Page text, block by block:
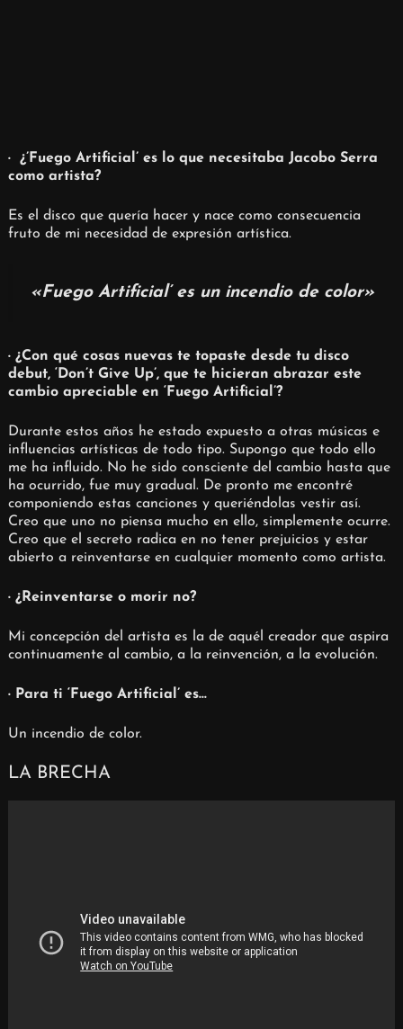
·
¿’Fuego Artificial’ es lo que necesitaba Jacobo Serra
como artista?
Es el disco que quería hacer y nace como consecuencia
fruto de mi necesidad de expresión artística.
«Fuego Artificial’ es un incendio de color»
· ¿Con qué cosas nuevas te topaste desde tu disco
debut, ‘Don’t Give Up’, que te hicieran abrazar este
cambio apreciable en ‘Fuego Artificial’?
Durante estos años he estado expuesto a otras músicas e
influencias artísticas de todo tipo. Supongo que todo ello
me ha influido. No he sido consciente del cambio hasta que
ha ocurrido, fue muy gradual. De pronto me encontré
componiendo estas canciones y queriéndolas vestir así.
Creo que uno no piensa mucho en ello, simplemente ocurre.
Creo que el secreto radica en no tener prejuicios y estar
abierto a reinventarse en cualquier momento como artista.
· ¿Reinventarse o morir no?
Mi concepción del artista es la de aquél creador que aspira
continuamente al cambio, a la reinvención, a la evolución.
· Para ti ‘Fuego Artificial’ es…
Un incendio de color.
LA BRECHA